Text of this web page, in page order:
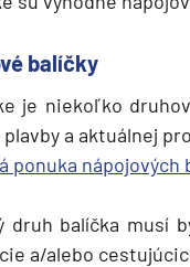
Západné pobrežie USA
Amerika
Južná Amerika
polostrov
Červené more
balíčky
je niekoľko
a aktuálnej
ponuka
druh balíčka musí
a/alebo